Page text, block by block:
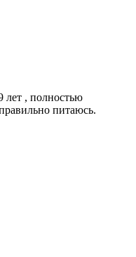
лет , полностью
питаюсь.